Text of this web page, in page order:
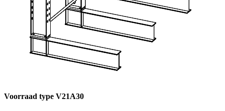
Voorraad type V21A30